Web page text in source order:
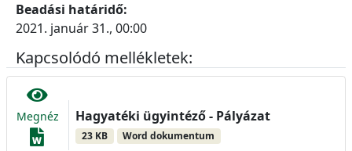
Beadási határidő:
2021. január 31., 00:00
Kapcsolódó mellékletek:
Megnéz Hagyatéki ügyintéző - Pályázat
23 KB Word dokumentum